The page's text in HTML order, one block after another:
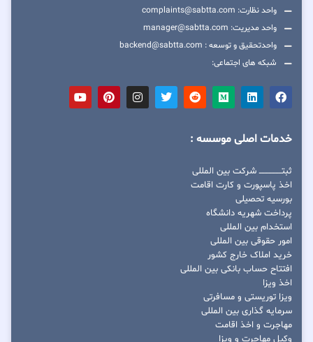
واحد نظارت: complaints@sabtta.com
واحد مدیریت: manager@sabtta.com
واحدتحقیق و توسعه : backend@sabtta.com
شبکه های اجتماعی:
خدمات اصلی موسسه :
ثبتــــــــــــــــ شرکت بین المللی
اخذ پاسپورت و کارت اقامت
بورسیه تحصیلی
پرداخت شهریه دانشگاه
استخدام بین المللی
امور حقوقی بین المللی
خرید املاک خارج کشور
افتتاح حساب بانکی بین المللی
اخذ ویزا
ویزا توریستی و مسافرتی
سرمایه گذاری بین المللی
مهاجرت و اخذ اقامت
وکیل مهاجرت و ویزا